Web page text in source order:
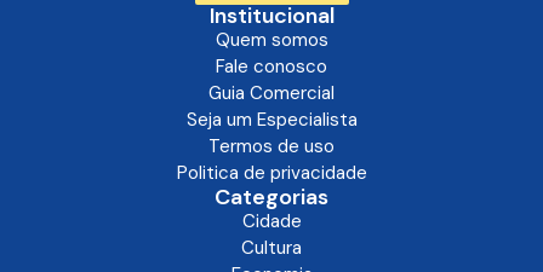
Institucional
Quem somos
Fale conosco
Guia Comercial
Seja um Especialista
Termos de uso
Politica de privacidade
Categorias
Cidade
Cultura